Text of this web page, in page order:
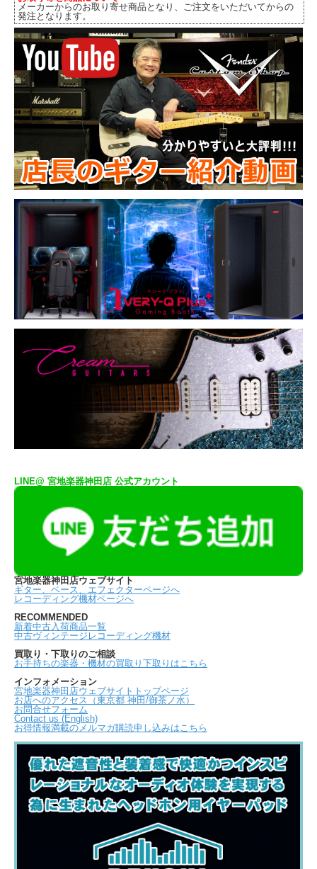
メーカーからのお取り寄せ商品となり、ご注文をいただいてからの
発注となります。
LINE@ 宮地楽器神田店 公式アカウント
宮地楽器神田店ウェブサイト
ギター、ベース、エフェクターページへ
レコーディング機材ページへ
RECOMMENDED
新着中古入荷商品一覧
中古ヴィンテージレコーディング機材
買取り・下取りのご相談
お手持ちの楽器・機材の買取り下取りはこちら
インフォメーション
宮地楽器神田店ウェブサイトトップページ
お店へのアクセス（東京都 神田/御茶ノ水）
お問合せフォーム
Contact us (English)
お得情報満載のメルマガ購読申し込みはこちら